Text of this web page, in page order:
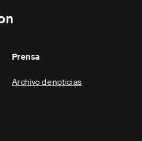
Prensa
Archivo de noticias